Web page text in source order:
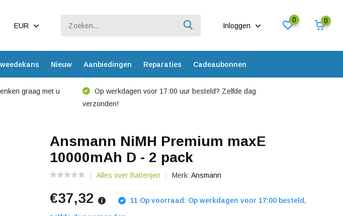
EUR Inloggen
0 0
Nieuw Aanbiedingen Reparaties Cadeaubonnen
graag met u
Op werkdagen voor 17:00 uur besteld? Zelfde dag
verzonden!
Ansmann NiMH Premium maxE
10000mAh D - 2 pack
Alles over Batterijen Merk:Ansmann
€37,32 11 Op voorraad: Op werkdagen voor 17:00 besteld,